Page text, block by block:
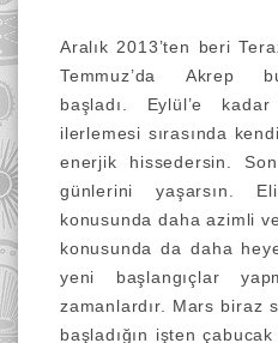
Aralık 2013’ten beri
Temmuz’da
Akrep
başladı. Eylül’e
ilerlemesi sırasında
enerjik hissedersin.
günlerini yaşarsın.
konusunda daha azimli
konusunda da daha
yeni başlangıçlar
zamanlardır. Mars biraz
başladığın işten